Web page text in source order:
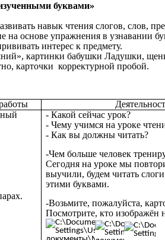
буквами»
навык чтения слогов, слов,
на основе упражнения в узнавании
интерес к предмету.
картинки бабушки Ладушки,
карточки корректурной пробой.
- Какой сейчас урок?
- Чему учимся на уроке
- Как вы должны читать?
-Чем больше человек
Сегодня на уроке мы
выучили, будем читать
этими буквами.
-Возьмите, пожалуйста,
Посмотрите, кто изображён